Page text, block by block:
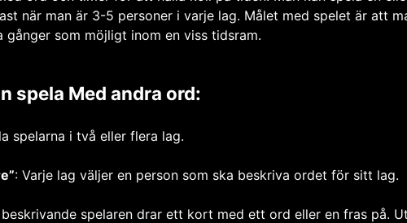
när man är 3-5 personer i varje lag. Målet med spelet är att
gånger som möjligt inom en viss tidsram.
spela Med andra ord:
spelarna i två eller flera lag.
: Varje lag väljer en person som ska beskriva ordet för sitt lag.
beskrivande spelaren drar ett kort med ett ord eller en fras på.